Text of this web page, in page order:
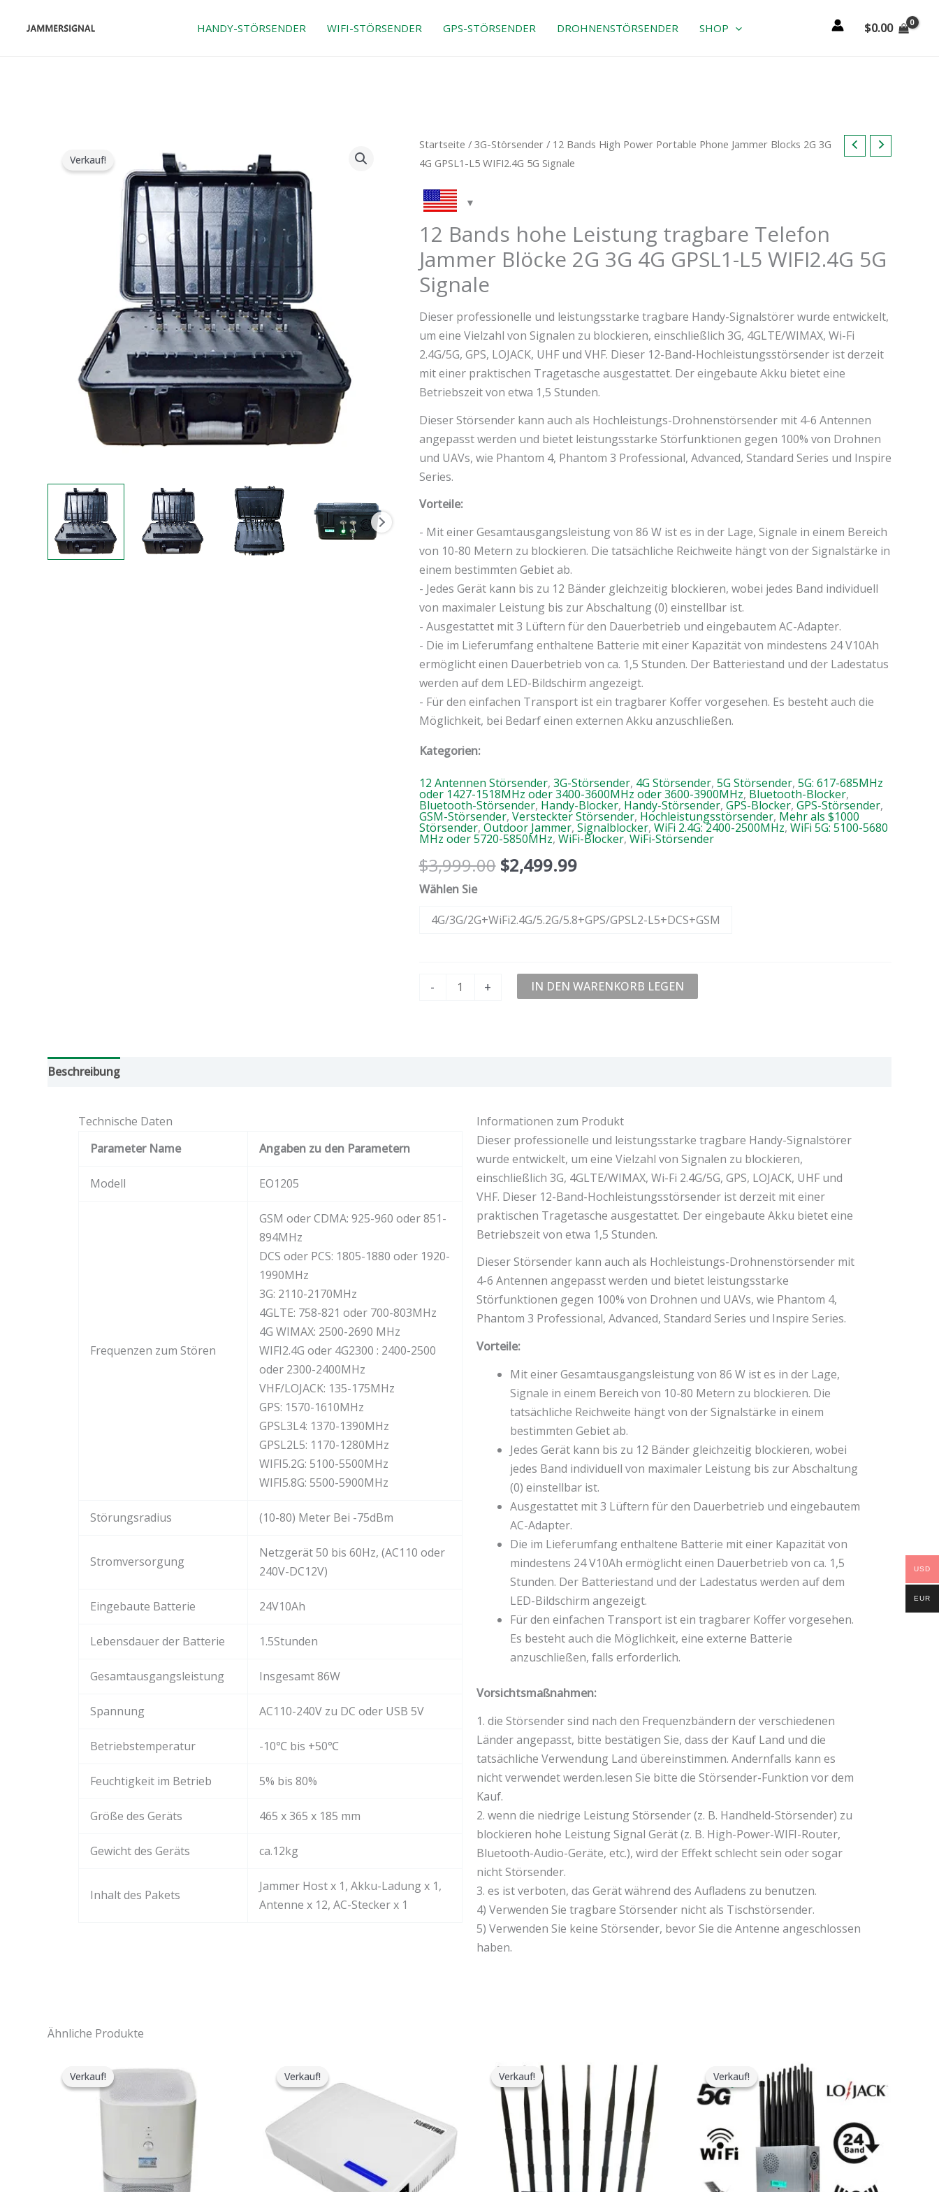
Inhalt
HANDY-STÖRSENDER WIFI-STÖRSENDER GPS-STÖRSENDER DROHNENSTÖRSENDER SHOP $0.00
Verkauf!
Startseite / 3G-Störsender/ 12 Bands High Power Portable Phone Jammer Blocks 2G 3G
4G GPSL1-L5 WIFI2.4G 5G Signale
12 Bands hohe Leistung tragbare Telefon
Jammer Blöcke 2G 3G 4G GPSL1-L5 WIFI2.4G 5G
Signale
Dieser professionelle und leistungsstarke tragbare Handy-Signalstörer wurde entwickelt,
um eine Vielzahl von Signalen zu blockieren, einschließlich 3G, 4GLTE/WIMAX, Wi-Fi
2.4G/5G, GPS, LOJACK, UHF und VHF. Dieser 12-Band-Hochleistungsstörsender ist derzeit
mit einer praktischen Tragetasche ausgestattet. Der eingebaute Akku bietet eine
Betriebszeit von etwa 1,5 Stunden.
Dieser Störsender kann auch als Hochleistungs-Drohnenstörsender mit 4-6 Antennen
angepasst werden und bietet leistungsstarke Störfunktionen gegen 100% von Drohnen
und UAVs, wie Phantom 4, Phantom 3 Professional, Advanced, Standard Series und Inspire
Series.
Vorteile:
- Mit einer Gesamtausgangsleistung von 86 W ist es in der Lage, Signale in einem Bereich
von 10-80 Metern zu blockieren. Die tatsächliche Reichweite hängt von der Signalstärke in
einem bestimmten Gebiet ab.
- Jedes Gerät kann bis zu 12 Bänder gleichzeitig blockieren, wobei jedes Band individuell
von maximaler Leistung bis zur Abschaltung (0) einstellbar ist.
- Ausgestattet mit 3 Lüftern für den Dauerbetrieb und eingebautem AC-Adapter.
- Die im Lieferumfang enthaltene Batterie mit einer Kapazität von mindestens 24 V10Ah
ermöglicht einen Dauerbetrieb von ca. 1,5 Stunden. Der Batteriestand und der Ladestatus
werden auf dem LED-Bildschirm angezeigt.
- Für den einfachen Transport ist ein tragbarer Koffer vorgesehen. Es besteht auch die
Möglichkeit, bei Bedarf einen externen Akku anzuschließen.
Kategorien:
12 Antennen Störsender, 3G-Störsender, 4G Störsender, 5G Störsender, 5G: 617-685MHz
oder 1427-1518MHz oder 3400-3600MHz oder 3600-3900MHz, Bluetooth-Blocker,
Bluetooth-Störsender, Handy-Blocker, Handy-Störsender, GPS-Blocker, GPS-Störsender,
GSM-Störsender, Versteckter Störsender, Hochleistungsstörsender, Mehr als $1000
Störsender, Outdoor Jammer, Signalblocker, WiFi 2.4G: 2400-2500MHz, WiFi 5G: 5100-5680
MHz oder 5720-5850MHz, WiFi-Blocker, WiFi-Störsender
$3,999.00
Der
ursprüngliche
$2,499.99
Der
Wählen Sie
4G/3G/2G+WiFi2.4G/5.2G/5.8+GPS/GPSL2-L5+DCS+GSM
-
12
Bands
Power
Phone
Jammer
Blocks
2G
3G
4G
GPSL1-
L5
WIFI2.4G
Signals
Menge
+ IN DEN WARENKORB LEGEN
Beschreibung
Technische Daten
Parameter Name
Angaben zu den Parametern
Modell EO1205
Frequenzen zum Stören
GSM oder CDMA: 925-960 oder 851-
894MHz
DCS oder PCS: 1805-1880 oder 1920-
1990MHz
3G: 2110-2170MHz
4GLTE: 758-821 oder 700-803MHz
4G WIMAX: 2500-2690 MHz
WIFI2.4G oder 4G2300 : 2400-2500
oder 2300-2400MHz
VHF/LOJACK: 135-175MHz
GPS: 1570-1610MHz
GPSL3L4: 1370-1390MHz
GPSL2L5: 1170-1280MHz
WIFI5.2G: 5100-5500MHz
WIFI5.8G: 5500-5900MHz
Störungsradius (10-80) Meter Bei -75dBm
Stromversorgung
Netzgerät 50 bis 60Hz, (AC110 oder
240V-DC12V)
Eingebaute Batterie 24V10Ah
Lebensdauer der Batterie 1.5Stunden
Gesamtausgangsleistung Insgesamt 86W
Spannung AC110-240V zu DC oder USB 5V
Betriebstemperatur -10℃ bis +50℃
Feuchtigkeit im Betrieb 5% bis 80%
Größe des Geräts 465 x 365 x 185 mm
Gewicht des Geräts ca.12kg
Inhalt des Pakets
Jammer Host x 1, Akku-Ladung x 1,
Antenne x 12, AC-Stecker x 1
Informationen zum Produkt
Dieser professionelle und leistungsstarke tragbare Handy-Signalstörer
wurde entwickelt, um eine Vielzahl von Signalen zu blockieren,
einschließlich 3G, 4GLTE/WIMAX, Wi-Fi 2.4G/5G, GPS, LOJACK, UHF und
VHF. Dieser 12-Band-Hochleistungsstörsender ist derzeit mit einer
praktischen Tragetasche ausgestattet. Der eingebaute Akku bietet eine
Betriebszeit von etwa 1,5 Stunden.
Dieser Störsender kann auch als Hochleistungs-Drohnenstörsender mit
4-6 Antennen angepasst werden und bietet leistungsstarke
Störfunktionen gegen 100% von Drohnen und UAVs, wie Phantom 4,
Phantom 3 Professional, Advanced, Standard Series und Inspire Series.
Vorteile:
Mit einer Gesamtausgangsleistung von 86 W ist es in der Lage,
Signale in einem Bereich von 10-80 Metern zu blockieren. Die
tatsächliche Reichweite hängt von der Signalstärke in einem
bestimmten Gebiet ab.
Jedes Gerät kann bis zu 12 Bänder gleichzeitig blockieren, wobei
jedes Band individuell von maximaler Leistung bis zur Abschaltung
(0) einstellbar ist.
Ausgestattet mit 3 Lüftern für den Dauerbetrieb und eingebautem
AC-Adapter.
Die im Lieferumfang enthaltene Batterie mit einer Kapazität von
mindestens 24 V10Ah ermöglicht einen Dauerbetrieb von ca. 1,5
Stunden. Der Batteriestand und der Ladestatus werden auf dem
LED-Bildschirm angezeigt.
Für den einfachen Transport ist ein tragbarer Koffer vorgesehen.
Es besteht auch die Möglichkeit, eine externe Batterie
anzuschließen, falls erforderlich.
Vorsichtsmaßnahmen:
1. die Störsender sind nach den Frequenzbändern der verschiedenen
Länder angepasst, bitte bestätigen Sie, dass der Kauf Land und die
tatsächliche Verwendung Land übereinstimmen. Andernfalls kann es
nicht verwendet werden.lesen Sie bitte die Störsender-Funktion vor dem
Kauf.
2. wenn die niedrige Leistung Störsender (z. B. Handheld-Störsender) zu
blockieren hohe Leistung Signal Gerät (z. B. High-Power-WIFI-Router,
Bluetooth-Audio-Geräte, etc.), wird der Effekt schlecht sein oder sogar
nicht Störsender.
3. es ist verboten, das Gerät während des Aufladens zu benutzen.
4) Verwenden Sie tragbare Störsender nicht als Tischstörsender.
5) Verwenden Sie keine Störsender, bevor Sie die Antenne angeschlossen
haben.
Ähnliche Produkte
Verkauf!
Verkauf!
ursprüngliche
Preis
$17,999.00.
aktuelle
ist:
$9,999.99.
Verkauf!
Verkauf!Preis
war:
ist:
Verkauf!
Verkauf!
ursprüngliche
Preis
war:
$799.00.
aktuelle
Preis
ist:
$559.88.
Verkauf!
Verkauf!
ursprüngliche
Preis
war:
$1,599.00.
aktuelle
Preis
ist:
$829.88.
USD
EUR